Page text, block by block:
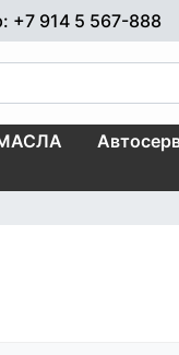
+7 914 5 567-888